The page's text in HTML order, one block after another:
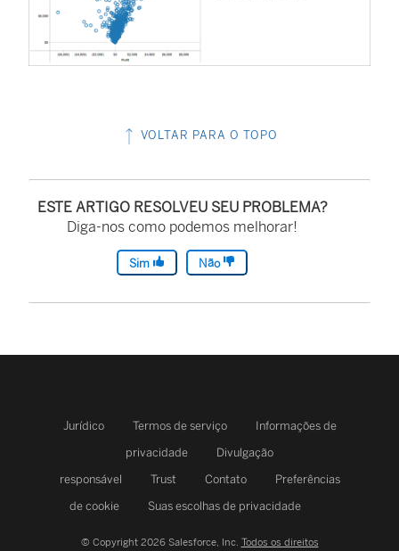
VOLTAR PARA O TOPO
ESTE ARTIGO RESOLVEU SEU PROBLEMA?
Diga-nos como podemos melhorar!
Sim Não
Jurídico Termos de serviço
Informações de
privacidade
Divulgação
responsável
Trust Contato
Preferências
de cookie
Suas escolhas de privacidade
© Copyright 2026 Salesforce, Inc. Todos os direitos